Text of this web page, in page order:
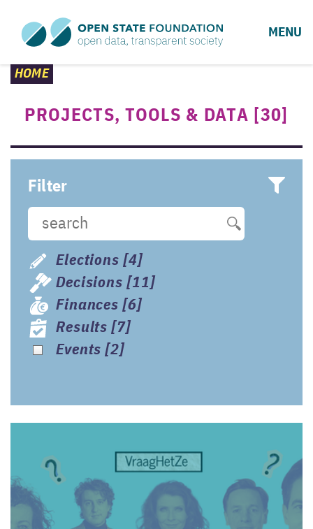
MENU
HOME
PROJECTS, TOOLS & DATA 30
Filter
Elections [4]
Decisions [11]
Finances [6]
Results [7]
Events [2]